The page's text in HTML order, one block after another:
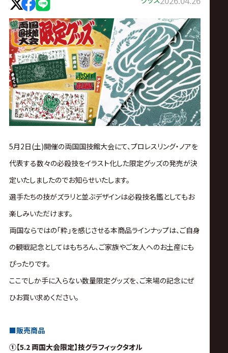
レ
ス
リ
ン
グ・
ノ
ア
公
式
サ
イ
ト
5月2日(土)開催の両国国技館大会にて、プロレスリング・ノアを
代表する数々の必殺技をイラスト化した限定グッズの発売が決
定いたしましたのでお知らせいたします。
選手たちの技がズラリと並ぶデザインは必殺技名鑑としてもお
楽しみいただけます。
両国ならではの「粋」を感じさせる本商品ラインナップは、ご自身
の観戦記念としてはもちろん、ご家族やご友人へのお土産にも
ぴったりです。
ここでしか手に入らない数量限定グッズを、ご来場の記念にぜ
ひお買い求めください。
■販売商品
①【5.2 両国大会限定】技グラフィックタオル